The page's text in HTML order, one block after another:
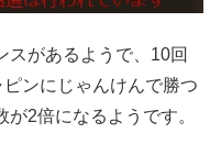
スがあるようで、10回
ンにじゃんけんで勝つ
2倍になるようです。